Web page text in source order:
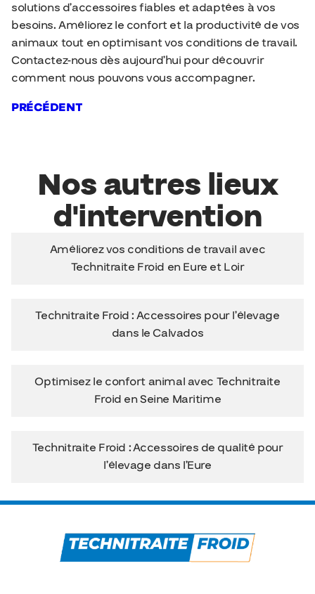
solutions d’accessoires fiables et adaptées à vos
besoins. Améliorez le confort et la productivité de vos
animaux tout en optimisant vos conditions de travail.
Contactez-nous dès aujourd’hui pour découvrir
comment nous pouvons vous accompagner.
PRÉCÉDENT
Nos autres lieux
d'intervention
Améliorez vos conditions de travail avec
Technitraite Froid en Eure et Loir
Technitraite Froid : Accessoires pour l’élevage
dans le Calvados
Optimisez le confort animal avec Technitraite
Froid en Seine Maritime
Technitraite Froid : Accessoires de qualité pour
l’élevage dans l’Eure